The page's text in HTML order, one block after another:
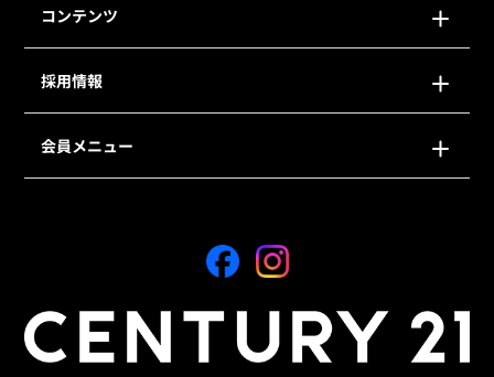
コンテンツ
採用情報
会員メニュー